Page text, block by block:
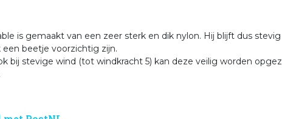
is gemaakt van een zeer sterk en dik nylon. Hij blijft dus
beetje voorzichtig zijn.
stevige wind (tot windkracht 5) kan deze veilig worden